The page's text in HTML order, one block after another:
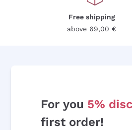
Free shipping
above 69,00 €
For you 5%
first order!